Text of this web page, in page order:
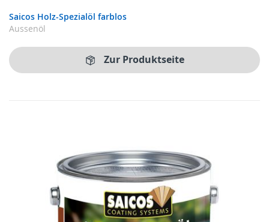
Saicos Holz-Spezialöl farblos
Aussenöl
Zur Produktseite